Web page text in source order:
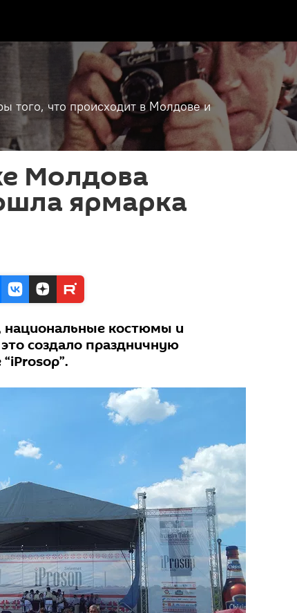
того, что происходит в Молдове и
Молдова
ярмарка
костюмы и
создало праздничную